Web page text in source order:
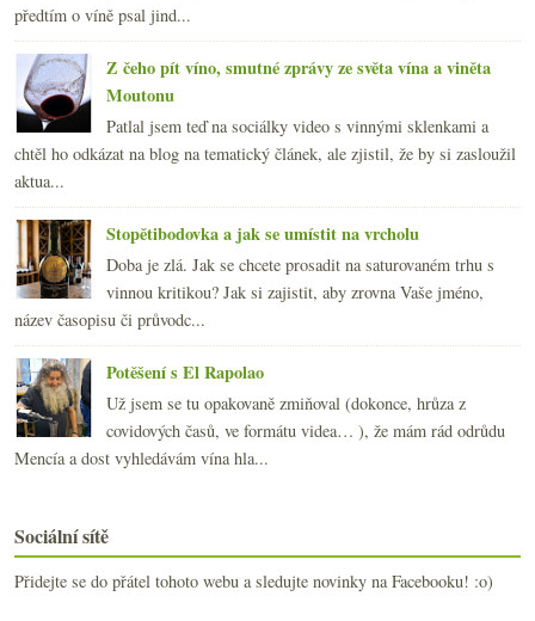
předtím o víně psal jind...
Z čeho pít víno, smutné zprávy ze světa vína a viněta
Moutonu
Patlal jsem teď na sociálky video s vinnými sklenkami a
chtěl ho odkázat na blog na tematický článek, ale zjistil, že by si zasloužil
aktua...
Stopětibodovka a jak se umístit na vrcholu
Doba je zlá. Jak se chcete prosadit na saturovaném trhu s
vinnou kritikou? Jak si zajistit, aby zrovna Vaše jméno,
název časopisu či průvodc...
Potěšení s El Rapolao
Už jsem se tu opakovaně zmiňoval (dokonce, hrůza z
covidových časů, ve formátu videa… ), že mám rád odrůdu
Mencía a dost vyhledávám vína hla...
Sociální sítě
Přidejte se do přátel tohoto webu a sledujte novinky na Facebooku! :o)